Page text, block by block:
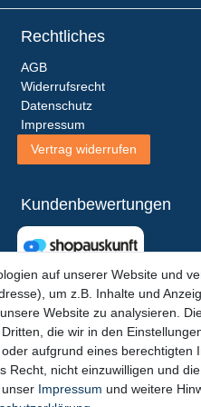
auf unserer Website und
um z.B. Inhalte und
Website zu analysieren.
die wir in den
aufgrund eines
Recht, nicht einzuwilligen und
Impressum und weitere
Rechtliches
AGB
Widerrufsrecht
Datenschutz
Impressum
Vertrag widerrufen
Kundenbewertungen